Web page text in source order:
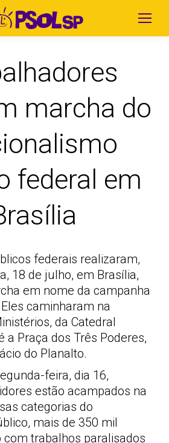
marcha do
federal em
federais realizaram,
18 de julho, em Brasília,
em nome da campanha
caminharam na
da Catedral
a Praça dos Três Poderes,
do Planalto.
feira, dia 16,
estão acampados na
categorias do
mais de 350 mil
com trabalhos paralisados